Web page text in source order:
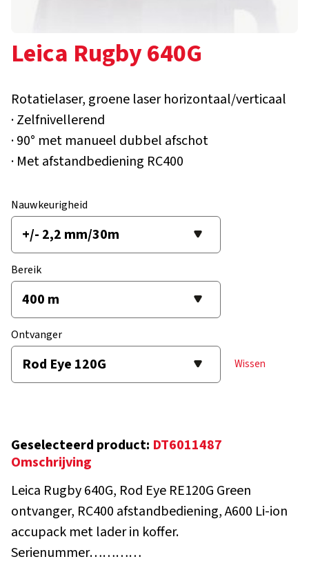
Leica Rugby 640G
Rotatielaser, groene laser horizontaal/verticaal
· Zelfnivellerend
· 90° met manueel dubbel afschot
· Met afstandbediening RC400
Nauwkeurigheid
Bereik
Ontvanger
Wissen
Geselecteerd product: DT6011487
Omschrijving
Leica Rugby 640G, Rod Eye RE120G Green
ontvanger, RC400 afstandbediening, A600 Li-ion
accupack met lader in koffer.
Serienummer…………